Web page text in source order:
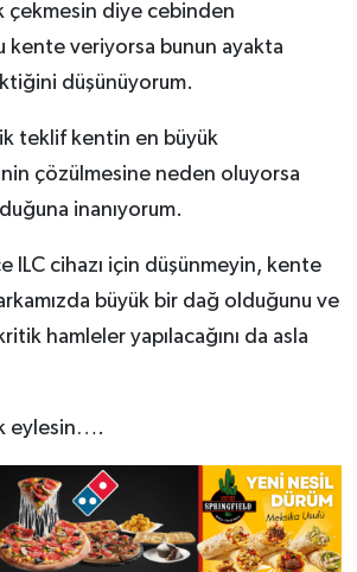
çekmesin diye cebinden
kente veriyorsa bunun ayakta
düşünüyorum.
teklif kentin en büyük
çözülmesine neden oluyorsa
inanıyorum.
ILC cihazı için düşünmeyin, kente
büyük bir dağ olduğunu ve
hamleler yapılacağını da asla
eylesin….